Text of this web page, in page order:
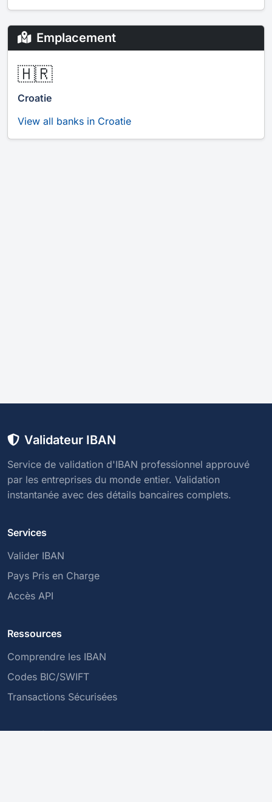
Emplacement
🇭🇷
Croatie
View all banks in Croatie
Validateur IBAN
Service de validation d'IBAN professionnel approuvé
par les entreprises du monde entier. Validation
instantanée avec des détails bancaires complets.
Services
Valider IBAN
Pays Pris en Charge
Accès API
Ressources
Comprendre les IBAN
Codes BIC/SWIFT
Transactions Sécurisées
Entreprise